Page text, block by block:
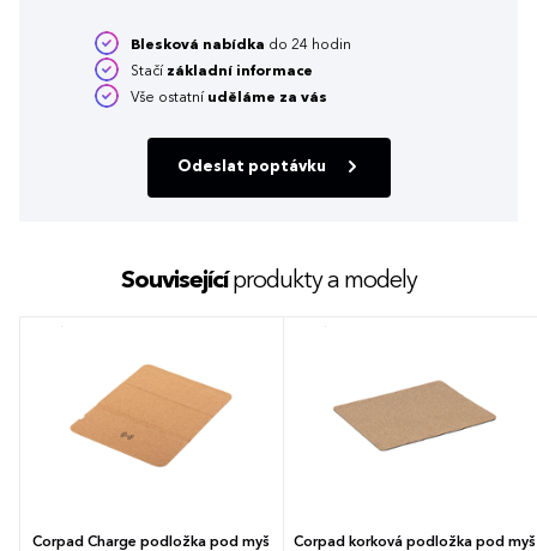
Blesková nabídka do 24 hodin
Stačí základní informace
Vše ostatní uděláme za vás
Odeslat poptávku
Souvisejícíprodukty a modely
Corpad Charge podložka pod myš Corpad korková podložka pod myš